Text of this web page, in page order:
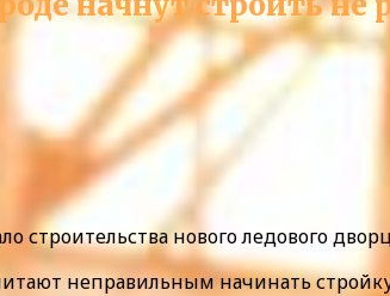
строительства нового ледового
неправильным начинать